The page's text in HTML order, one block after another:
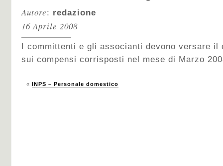
Autore: redazione
16 Aprile 2008
I committenti e gli associanti devono versare il
sui compensi corrisposti nel mese di Marzo
« INPS – Personale domestico